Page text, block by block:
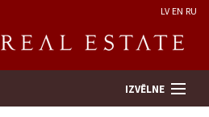
LV EN RU
IZVĒLNE